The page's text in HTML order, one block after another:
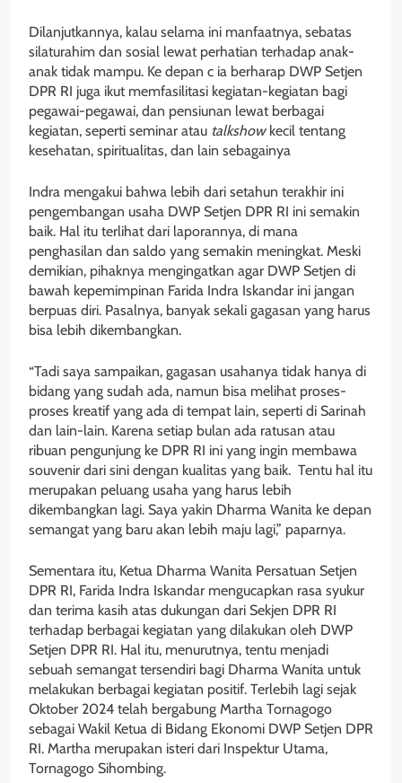
Dilanjutkannya, kalau selama ini manfaatnya, sebatas
silaturahim dan sosial lewat perhatian terhadap anak-
anak tidak mampu. Ke depan c ia berharap DWP Setjen
DPR RI juga ikut memfasilitasi kegiatan-kegiatan bagi
pegawai-pegawai, dan pensiunan lewat berbagai
kegiatan, seperti seminar atau talkshowkecil tentang
kesehatan, spiritualitas, dan lain sebagainya
Indra mengakui bahwa lebih dari setahun terakhir ini
pengembangan usaha DWP Setjen DPR RI ini semakin
baik. Hal itu terlihat dari laporannya, di mana
penghasilan dan saldo yang semakin meningkat. Meski
demikian, pihaknya mengingatkan agar DWP Setjen di
bawah kepemimpinan Farida Indra Iskandar ini jangan
berpuas diri. Pasalnya, banyak sekali gagasan yang harus
bisa lebih dikembangkan.
“Tadi saya sampaikan, gagasan usahanya tidak hanya di
bidang yang sudah ada, namun bisa melihat proses-
proses kreatif yang ada di tempat lain, seperti di Sarinah
dan lain-lain. Karena setiap bulan ada ratusan atau
ribuan pengunjung ke DPR RI ini yang ingin membawa
souvenir dari sini dengan kualitas yang baik. Tentu hal itu
merupakan peluang usaha yang harus lebih
dikembangkan lagi. Saya yakin Dharma Wanita ke depan
semangat yang baru akan lebih maju lagi,” paparnya.
Sementara itu, Ketua Dharma Wanita Persatuan Setjen
DPR RI, Farida Indra Iskandar mengucapkan rasa syukur
dan terima kasih atas dukungan dari Sekjen DPR RI
terhadap berbagai kegiatan yang dilakukan oleh DWP
Setjen DPR RI. Hal itu, menurutnya, tentu menjadi
sebuah semangat tersendiri bagi Dharma Wanita untuk
melakukan berbagai kegiatan positif. Terlebih lagi sejak
Oktober 2024 telah bergabung Martha Tornagogo
sebagai Wakil Ketua di Bidang Ekonomi DWP Setjen DPR
RI. Martha merupakan isteri dari Inspektur Utama,
Tornagogo Sihombing.